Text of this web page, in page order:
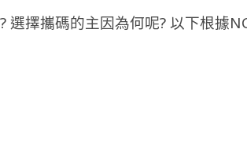
選擇攜碼的主因為何呢? 以下根據